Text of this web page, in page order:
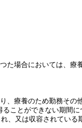
場合においては、療
、療養のため勤務その
ことができない期間
、又は収容されている